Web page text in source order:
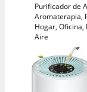
Purificador de
Aromaterapia,
Hogar, Oficina,
Aire